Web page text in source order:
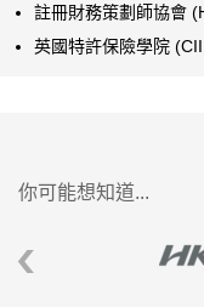
註冊財務策劃師協會
英國特許保險學院
你可能想知道...